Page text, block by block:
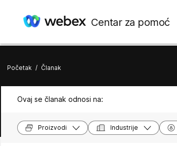
Centar za pomoć
Početak / Članak
Ovaj se članak odnosi na:
Proizvodi Industrije